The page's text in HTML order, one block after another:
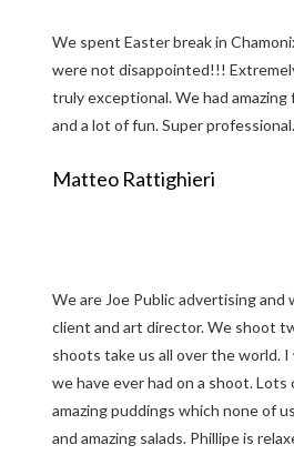
We spent Easter break in
were not disappointed!!!
truly exceptional. We had
and a lot of fun. Super
Matteo Rattighieri
We are Joe Public advertising
client and art director. We shoot
shoots take us all over the world.
we have ever had on a shoot.
amazing puddings which none of
and amazing salads. Phillipe is